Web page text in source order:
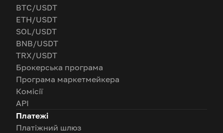
BTC/USDT
ETH/USDT
SOL/USDT
BNB/USDT
TRX/USDT
Брокерська програма
Програма маркетмейкера
Комісії
API
Платежі
Платіжний шлюз